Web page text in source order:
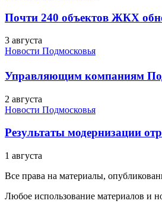
Почти 240 объектов ЖКХ
3 августа
Новости Подмосковья
Управляющим компаниям
2 августа
Новости Подмосковья
Результаты модернизации
1 августа
Все права на материалы,
Любое использование материалов и